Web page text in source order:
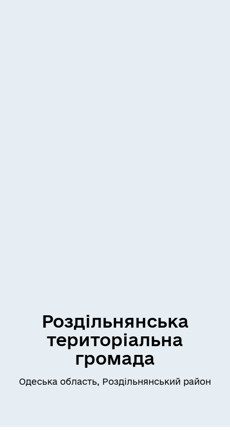
Роздільнянська
територіальна
громада
Одеська область, Роздільнянський район